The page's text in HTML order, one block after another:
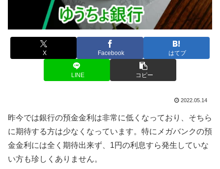
X Facebook はてブ
LINE コピー
2022.05.14
昨今では銀行の預金金利は非常に低くなっており、そちら
に期待する方は少なくなっています。特にメガバンクの預
金金利には全く期待出来ず、1円の利息すら発生していな
い方も珍しくありません。